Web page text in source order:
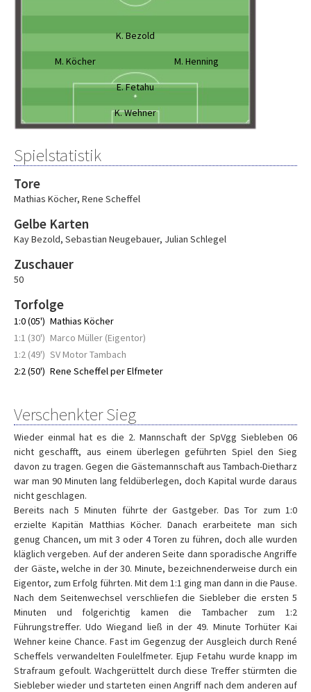
K. Bezold
M. Köcher M. Henning
E. Fetahu
K. Wehner
Spielstatistik
Tore
Mathias Köcher, Rene Scheffel
Gelbe Karten
Kay Bezold, Sebastian Neugebauer, Julian Schlegel
Zuschauer
50
Torfolge
1:0 (05') Mathias Köcher
1:1 (30') Marco Müller (Eigentor)
1:2 (49') SV Motor Tambach
2:2 (50') Rene Scheffel per Elfmeter
Verschenkter Sieg
Wieder einmal hat es die 2. Mannschaft der SpVgg Siebleben 06
nicht geschafft, aus einem überlegen geführten Spiel den Sieg
davon zu tragen. Gegen die Gästemannschaft aus Tambach-Dietharz
war man 90 Minuten lang feldüberlegen, doch Kapital wurde daraus
nicht geschlagen.
Bereits nach 5 Minuten führte der Gastgeber. Das Tor zum 1:0
erzielte Kapitän Matthias Köcher. Danach erarbeitete man sich
genug Chancen, um mit 3 oder 4 Toren zu führen, doch alle wurden
kläglich vergeben. Auf der anderen Seite dann sporadische Angriffe
der Gäste, welche in der 30. Minute, bezeichnenderweise durch ein
Eigentor, zum Erfolg führten. Mit dem 1:1 ging man dann in die Pause.
Nach dem Seitenwechsel verschliefen die Siebleber die ersten 5
Minuten und folgerichtig kamen die Tambacher zum 1:2
Führungstreffer. Udo Wiegand ließ in der 49. Minute Torhüter Kai
Wehner keine Chance. Fast im Gegenzug der Ausgleich durch René
Scheffels verwandelten Foulelfmeter. Ejup Fetahu wurde knapp im
Strafraum gefoult. Wachgerüttelt durch diese Treffer stürmten die
Siebleber wieder und starteten einen Angriff nach dem anderen auf